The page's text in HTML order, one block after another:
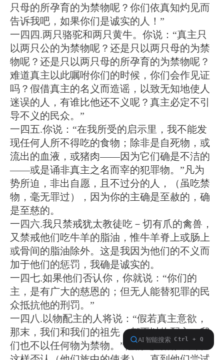
只母的所孕育的为禁物呢？你们依真知灼见而
告诉我吧，如果你们是诚实的人！”
一四四.两只骆驼和两只黄牛。你说：“真主只
以两只公的为禁物呢？还是只以两只母的为禁
物呢？还是只以两只母的所孕育的为禁物呢？
难道真主以此嘱咐你们的时候，你们会作见证
吗？假借真主的名义而造谣，以致无知地使人
迷误的人，有谁比他还不义呢？真主必定不引
导不义的民众。”
一四五.你说：“在我所受的启示里，我不能发
现任何人所不得吃的食物；除非是自死物，或
流出的血液，或猪肉——因为它们确是不洁的
——或是诵非真主之名而宰的犯罪物。”凡为
势所迫，非出自愿，且不过分的人，（虽吃禁
物，毫无罪过），因为你的主确是至赦的，确
是至慈的。
一四六.我只禁戒犹太教徒吃－切有爪的禽兽，
又禁戒他们吃牛羊的脂油，惟牛羊脊上或肠上
或骨间的脂油除外。这是我因为他们的不义而
加于他们的惩罚，我确是诚实的。
一四七.如果他们否认你，你就说：“你们的
主，是有广大的慈恩的；但无人能替犯罪的民
众抵抗他的刑罚。”
一四八.以物配主的人将说：“假若真主意欲，
那末，我们和我们的祖先，都不以物配主，我
们也不以任何物为禁物。”他们之前的人，曾